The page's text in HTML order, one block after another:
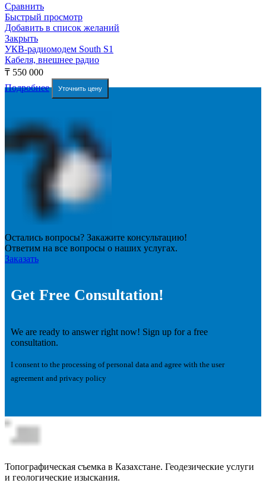
Сравнить
Быстрый просмотр
Добавить в список желаний
Закрыть
УКВ-радиомодем South S1
Кабеля, внешнее радио
₸ 550 000
Подробнее
Уточнить цену
Остались вопросы? Закажите консультацию!
Ответим на все вопросы о наших услугах.
Заказать
Get Free Consultation!
We are ready to answer right now! Sign up for a free
consultation.
I consent to the processing of personal data and agree with the user
agreement and privacy policy
Топографическая съемка в Казахстане. Геодезические услуги
и геологические изыскания.